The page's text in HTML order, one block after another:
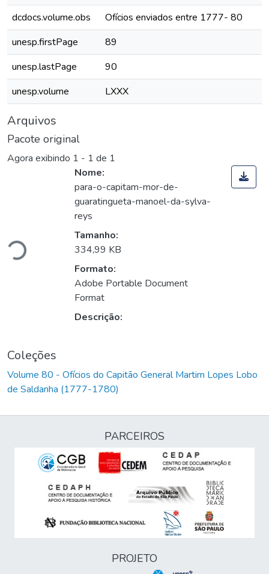
dcdocs.volume.obs
Ofícios enviados entre 1777- 80
unesp.firstPage
89
unesp.lastPage
90
unesp.volume
LXXX
Arquivos
Pacote original
Agora exibindo 1 - 1 de 1
Nome:
para-o-capitam-mor-de-
guaratingueta-manoel-da-sylva-
reys
Tamanho:
334,99 KB
Formato:
Adobe Portable Document
Format
Descrição:
Coleções
Volume 80 - Ofícios do Capitão General Martim Lopes Lobo
de Saldanha (1777-1780)
PARCEIROS
PROJETO